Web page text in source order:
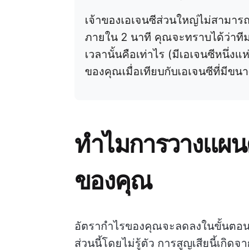
เจ้าของเอเจนซีส่วนใหญ่ไม่สามา
ภายใน 2 นาที คุณจะทราบได้ว่าที
เวลานั้นคือเท่าไร (มีเอเจนซีหนึ่ง
ของคุณเมื่อเทียบกับเอเจนซีที่มีขน
ทำไมการวางแผ
ของคุณ
อัตรากำไรของคุณจะลดลงในขั้นตอ
ส่วนนี้โดยไม่รู้ตัว การสูญเสียนี้เกิดจ